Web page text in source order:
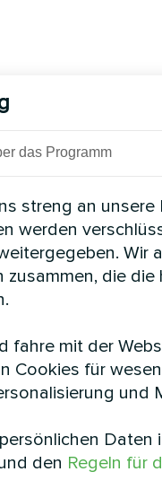
das Programm
streng an
werden
Wir
die die
fahre mit der
Cookies für
und
Daten
den Regeln für